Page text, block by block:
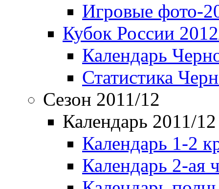
Игровые фото-
Кубок России
Календарь
Статистика
Сезон 2011/12
Календарь 2011/12
Календарь 1-2
Календарь 2-ая